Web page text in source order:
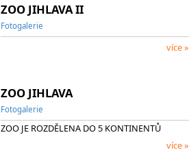
ZOO JIHLAVA II
Fotogalerie
více »
ZOO JIHLAVA
Fotogalerie
ZOO JE ROZDĚLENA DO 5 KONTINENTŮ
více »